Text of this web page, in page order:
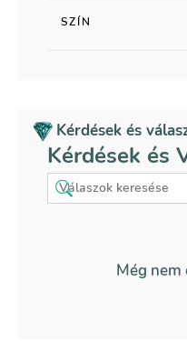
SZÍN
Kérdések és
Kérdések és
Még nem